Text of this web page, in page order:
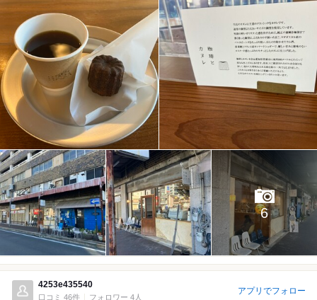
6
4253e435540
口コミ 46件 フォロワー 4人
アプリでフォロー